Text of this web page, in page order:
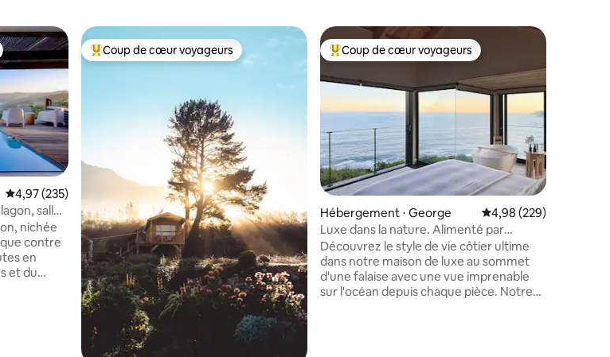
: 4,98 sur 5
plus appréciés
Évaluation moyenne sur la base de 235 commentaires : 4,97 sur 5
4,97 (235)
salle
nichée
contre
en
et du
Coups de cœur voyageurs les plus appréciés
Coup de cœur voyageurs Coups de cœur voyageurs les plus appréciés
Coup de cœur voyageurs
Hébergement ⋅ George Évaluation moyenne
4,98 (229)
Luxe dans la nature. Alimenté par
l'énergie solaire. Vue sur la mer sans fin
Découvrez le style de vie côtier ultime
dans notre maison de luxe au sommet
d'une falaise avec une vue imprenable
sur l'océan depuis chaque pièce. Notre